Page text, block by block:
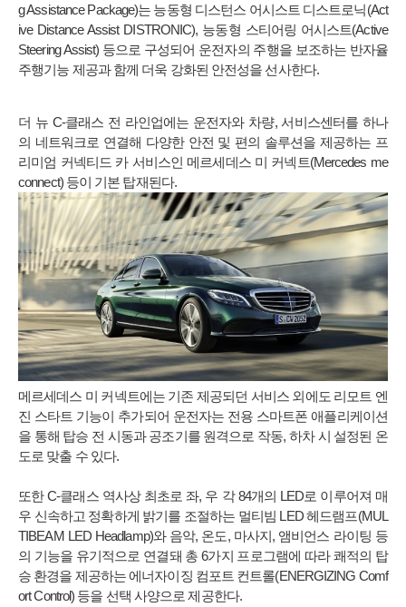
g Assistance Package)는 능동형 디스턴스 어시스트 디스트로닉(Act
ive Distance Assist DISTRONIC), 능동형 스티어링 어시스트(Active
Steering Assist) 등으로 구성되어 운전자의 주행을 보조하는 반자율
주행기능 제공과 함께 더욱 강화된 안전성을 선사한다.
더 뉴 C-클래스 전 라인업에는 운전자와 차량, 서비스센터를 하나
의 네트워크로 연결해 다양한 안전 및 편의 솔루션을 제공하는 프
리미엄 커넥티드 카 서비스인 메르세데스 미 커넥트(Mercedes me
connect) 등이 기본 탑재된다.
메르세데스 미 커넥트에는 기존 제공되던 서비스 외에도 리모트 엔
진 스타트 기능이 추가되어 운전자는 전용 스마트폰 애플리케이션
을 통해 탑승 전 시동과 공조기를 원격으로 작동, 하차 시 설정된 온
도로 맞출 수 있다.
또한 C-클래스 역사상 최초로 좌, 우 각 84개의 LED로 이루어져 매
우 신속하고 정확하게 밝기를 조절하는 멀티빔 LED 헤드램프(MUL
TIBEAM LED Headlamp)와 음악, 온도, 마사지, 앰비언스 라이팅 등
의 기능을 유기적으로 연결돼 총 6가지 프로그램에 따라 쾌적의 탑
승 환경을 제공하는 에너자이징 컴포트 컨트롤(ENERGIZING Comf
ort Control) 등을 선택 사양으로 제공한다.